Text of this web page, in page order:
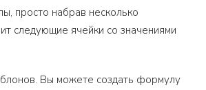
просто набрав несколько
следующие ячейки со значениями
Вы можете создать формулу